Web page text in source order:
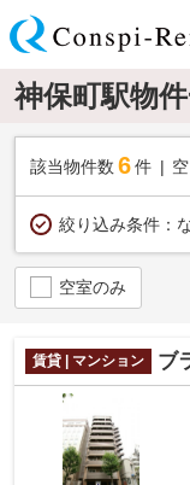
神保町駅物
該当物件数 6件
絞り込み条件：
空室のみ
賃貸 | マンション ブ